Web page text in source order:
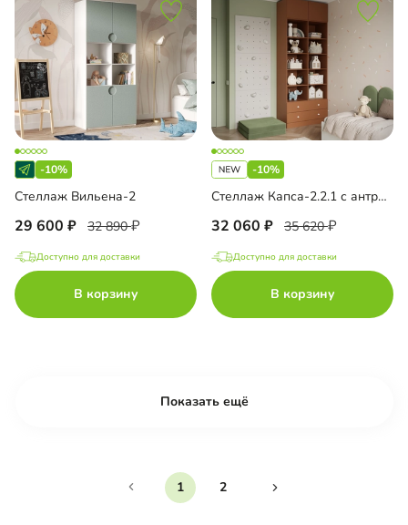
-10%
Стеллаж Вильена-2
29 600 32 890
Доступно для доставки
В корзину
-10%
Стеллаж Капса-2.2.1 с антресолью
32 060 35 620
Доступно для доставки
В корзину
Показать ещё
1 2